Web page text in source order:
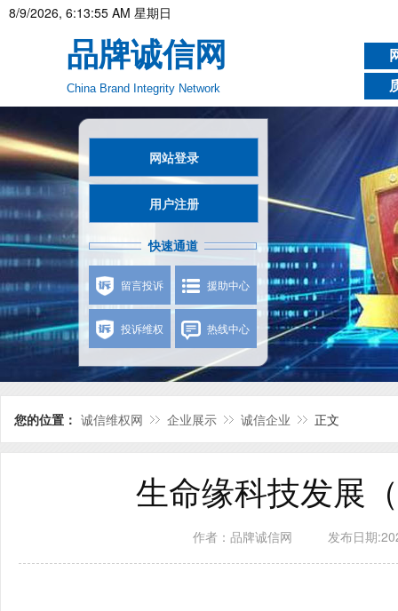
8/9/2026, 6:13:56 AM 星期日
品牌诚信网
China Brand Integrity Network
网站登录
用户注册
快速通道
留言投诉 援助中心
投诉维权 热线中心
您的位置： 诚信维权网 企业展示 诚信企业 正文
生命缘科技发展
作者：品牌诚信网 发布日期